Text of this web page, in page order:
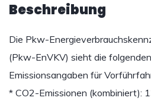
Beschreibung
Die Pkw-
(Pkw-EnVKV) sieht die
Emissionsangaben für
* CO2-Emissionen (kombiniert):